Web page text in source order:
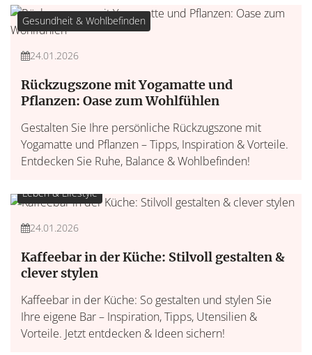
Gesundheit & Wohlbefinden
24.01.2026
Rückzugszone mit Yogamatte und
Pflanzen: Oase zum Wohlfühlen
Gestalten Sie Ihre persönliche Rückzugszone mit
Yogamatte und Pflanzen – Tipps, Inspiration & Vorteile.
Entdecken Sie Ruhe, Balance & Wohlbefinden!
Leben & Lifestyle
24.01.2026
Kaffeebar in der Küche: Stilvoll gestalten &
clever stylen
Kaffeebar in der Küche: So gestalten und stylen Sie
Ihre eigene Bar – Inspiration, Tipps, Utensilien &
Vorteile. Jetzt entdecken & Ideen sichern!